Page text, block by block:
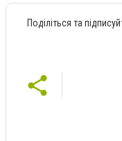
Поділіться та